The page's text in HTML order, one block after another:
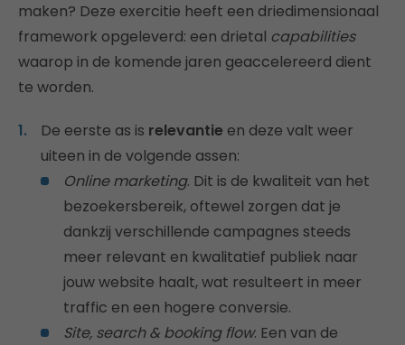
maken? Deze exercitie heeft een driedimensionaal
framework opgeleverd: een drietal capabilities
waarop in de komende jaren geaccelereerd dient
te worden.
De eerste as is relevantie en deze valt weer
uiteen in de volgende assen:
Online marketing. Dit is de kwaliteit van het
bezoekersbereik, oftewel zorgen dat je
dankzij verschillende campagnes steeds
meer relevant en kwalitatief publiek naar
jouw website haalt, wat resulteert in meer
traffic en een hogere conversie.
Site, search & booking flow. Een van de